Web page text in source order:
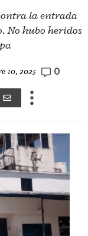
la entrada
No hubo heridos
10, 2025 0